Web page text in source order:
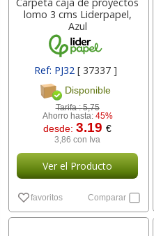
lomo 3 cms Liderpapel,
Azul
Ref: PJ32 [ 37337 ]
Disponible
Tarifa :5,75
Ahorro hasta: 45%
desde:3.19€
3,86 con Iva
Ver el Producto
favoritos Comparar